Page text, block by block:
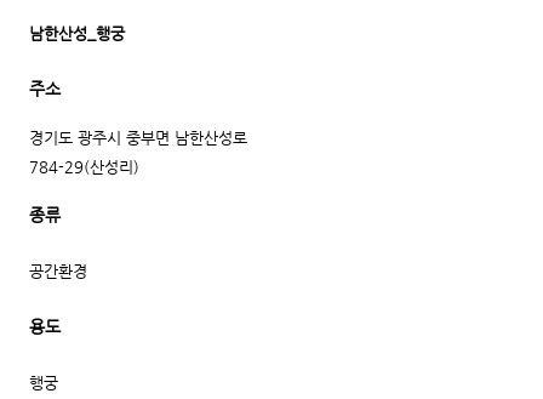
남한산성_행궁
주소
경기도 광주시 중부면 남한산성로
784-29(산성리)
종류
공간환경
용도
행궁